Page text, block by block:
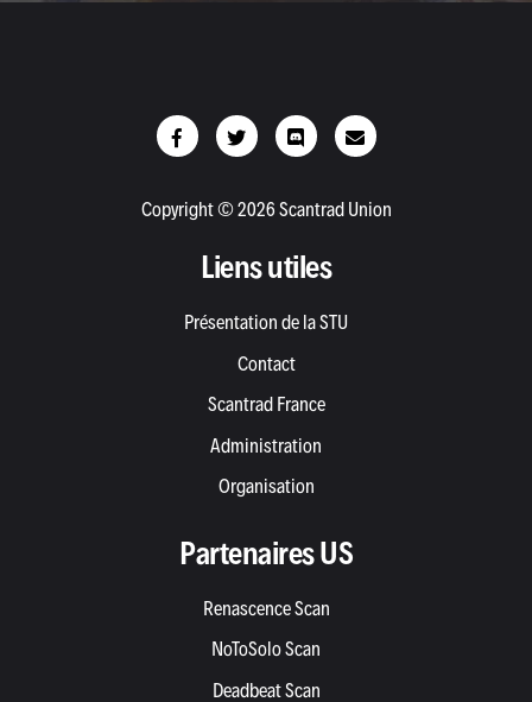
Copyright © 2026 Scantrad Union
Liens utiles
Présentation de la STU
Contact
Scantrad France
Administration
Organisation
Partenaires US
Renascence Scan
NoToSolo Scan
Deadbeat Scan